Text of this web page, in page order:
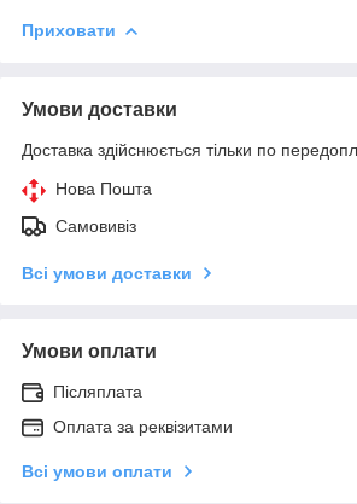
Приховати
Умови доставки
Доставка здійснюється тільки по
Нова Пошта
Самовивіз
Всі умови доставки
Умови оплати
Післяплата
Оплата за реквізитами
Всі умови оплати